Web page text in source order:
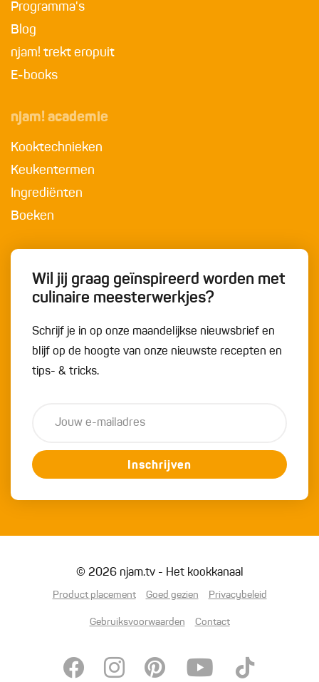
Programma's
Blog
njam! trekt eropuit
E-books
njam! academie
Kooktechnieken
Keukentermen
Ingrediënten
Boeken
Wil jij graag geïnspireerd worden met
culinaire meesterwerkjes?
Schrijf je in op onze maandelijkse nieuwsbrief en
blijf op de hoogte van onze nieuwste recepten en
tips- & tricks.
Inschrijven
© 2026 njam.tv - Het kookkanaal
Product placement Goed gezien Privacybeleid
Gebruiksvoorwaarden Contact